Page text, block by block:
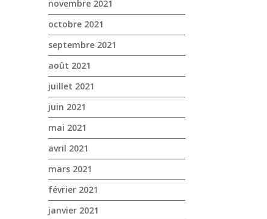
novembre 2021
octobre 2021
septembre 2021
août 2021
juillet 2021
juin 2021
mai 2021
avril 2021
mars 2021
février 2021
janvier 2021